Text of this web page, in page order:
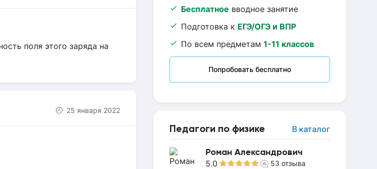
Бесплатное вводное занятие
Подготовка к ЕГЭ/ОГЭ и ВПР
По всем предметам 1-11 классов
Попробовать бесплатно
Педагоги по физике В каталог
Роман Александрович
5.0 53 отзыва
поля этого заряда на
25 января 2022